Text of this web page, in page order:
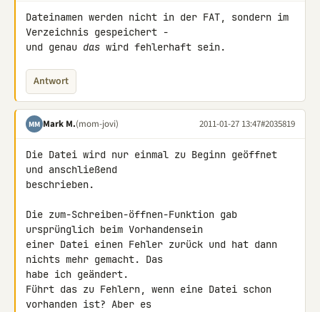
Dateinamen werden nicht in der FAT, sondern im
Verzeichnis gespeichert -
und genau das wird fehlerhaft sein.
Antwort
MM Mark M.(mom-jovi) 2011-01-27 13:47#2035819
Die Datei wird nur einmal zu Beginn geöffnet
und anschließend
beschrieben.
Die zum-Schreiben-öffnen-Funktion gab
ursprünglich beim Vorhandensein
einer Datei einen Fehler zurück und hat dann
nichts mehr gemacht. Das
habe ich geändert.
Führt das zu Fehlern, wenn eine Datei schon
vorhanden ist? Aber es